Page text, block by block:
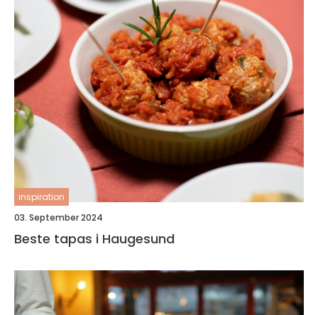
inspiration
03. September 2024
Beste tapas i Haugesund